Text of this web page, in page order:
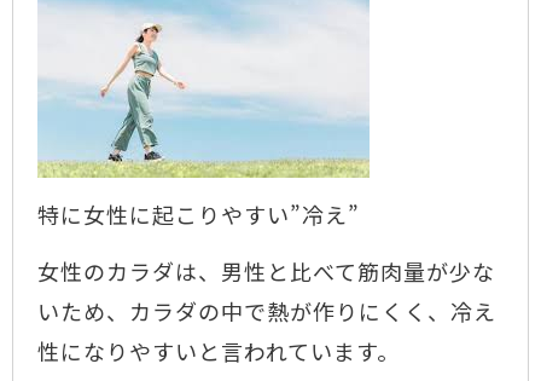
特に女性に起こりやすい”冷え”
女性のカラダは、男性と比べて筋肉量が少な
いため、カラダの中で熱が作りにくく、冷え
性になりやすいと言われています。